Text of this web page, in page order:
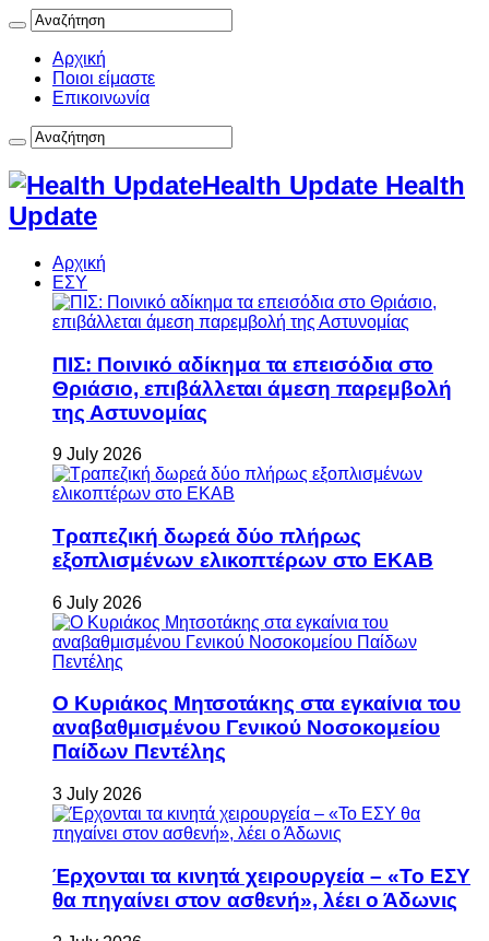
Αρχική
Ποιοι είμαστε
Επικοινωνία
Health Update Health
Update
Αρχική
ΕΣΥ
ΠΙΣ: Ποινικό αδίκημα τα επεισόδια στο
Θριάσιο, επιβάλλεται άμεση παρεμβολή
της Αστυνομίας
9 July 2026
Τραπεζική δωρεά δύο πλήρως
εξοπλισμένων ελικοπτέρων στο ΕΚΑΒ
6 July 2026
Ο Κυριάκος Μητσοτάκης στα εγκαίνια του
αναβαθμισμένου Γενικού Νοσοκομείου
Παίδων Πεντέλης
3 July 2026
Έρχονται τα κινητά χειρουργεία – «Το ΕΣΥ
θα πηγαίνει στον ασθενή», λέει ο Άδωνις